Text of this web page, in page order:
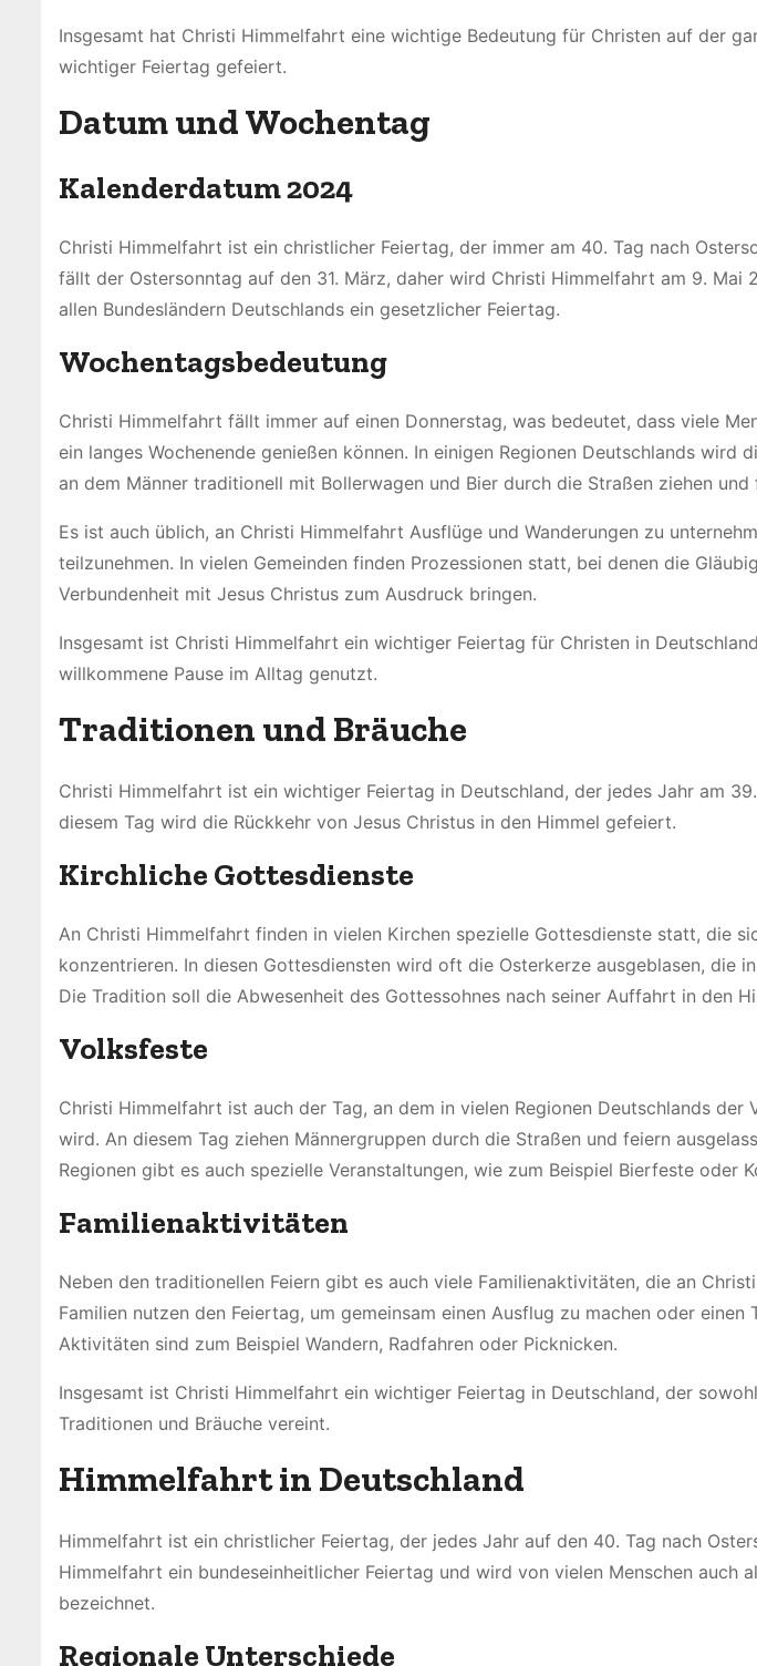
Insgesamt hat Christi Himmelfahrt eine wichtige Bedeutung für Christen auf der
wichtiger Feiertag gefeiert.
Datum und Wochentag
Kalenderdatum 2024
Christi Himmelfahrt ist ein christlicher Feiertag, der immer am 40. Tag nach
fällt der Ostersonntag auf den 31. März, daher wird Christi Himmelfahrt am 9. Mai
allen Bundesländern Deutschlands ein gesetzlicher Feiertag.
Wochentagsbedeutung
Christi Himmelfahrt fällt immer auf einen Donnerstag, was bedeutet, dass viele
ein langes Wochenende genießen können. In einigen Regionen Deutschlands wird
an dem Männer traditionell mit Bollerwagen und Bier durch die Straßen ziehen und
Es ist auch üblich, an Christi Himmelfahrt Ausflüge und Wanderungen zu
teilzunehmen. In vielen Gemeinden finden Prozessionen statt, bei denen die
Verbundenheit mit Jesus Christus zum Ausdruck bringen.
Insgesamt ist Christi Himmelfahrt ein wichtiger Feiertag für Christen in
willkommene Pause im Alltag genutzt.
Traditionen und Bräuche
Christi Himmelfahrt ist ein wichtiger Feiertag in Deutschland, der jedes Jahr am
diesem Tag wird die Rückkehr von Jesus Christus in den Himmel gefeiert.
Kirchliche Gottesdienste
An Christi Himmelfahrt finden in vielen Kirchen spezielle Gottesdienste statt, die
konzentrieren. In diesen Gottesdiensten wird oft die Osterkerze ausgeblasen, die
Die Tradition soll die Abwesenheit des Gottessohnes nach seiner Auffahrt in den
Volksfeste
Christi Himmelfahrt ist auch der Tag, an dem in vielen Regionen Deutschlands
wird. An diesem Tag ziehen Männergruppen durch die Straßen und feiern
Regionen gibt es auch spezielle Veranstaltungen, wie zum Beispiel Bierfeste oder
Familienaktivitäten
Neben den traditionellen Feiern gibt es auch viele Familienaktivitäten, die an
Familien nutzen den Feiertag, um gemeinsam einen Ausflug zu machen oder einen
Aktivitäten sind zum Beispiel Wandern, Radfahren oder Picknicken.
Insgesamt ist Christi Himmelfahrt ein wichtiger Feiertag in Deutschland, der
Traditionen und Bräuche vereint.
Himmelfahrt in Deutschland
Himmelfahrt ist ein christlicher Feiertag, der jedes Jahr auf den 40. Tag nach
Himmelfahrt ein bundeseinheitlicher Feiertag und wird von vielen Menschen auch
bezeichnet.
Regionale Unterschiede